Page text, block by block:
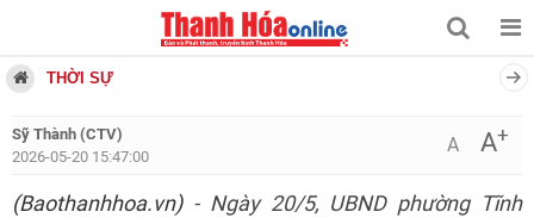
THỜI SỰ
Sỹ Thành (CTV)
2026-05-20 15:47:00
A A+
(Baothanhhoa.vn)- Ngày 20/5, UBND phường Tĩnh